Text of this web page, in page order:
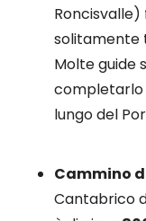
Roncisvalle)
solitamente
Molte guide
completarlo
lungo del
Cammino
Cantabrico